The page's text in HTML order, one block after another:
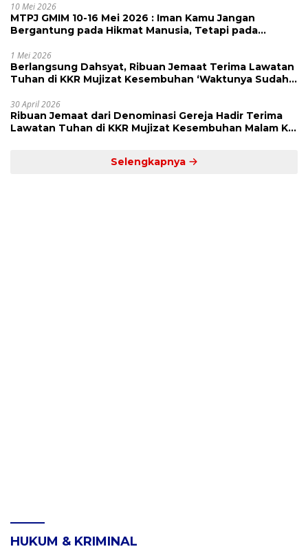
10 Mei 2026
MTPJ GMIM 10-16 Mei 2026 : Iman Kamu Jangan
Bergantung pada Hikmat Manusia, Tetapi pada
1 Mei 2026
Berlangsung Dahsyat, Ribuan Jemaat Terima Lawatan
Tuhan di KKR Mujizat Kesembuhan ‘Waktunya Sudah
30 April 2026
Ribuan Jemaat dari Denominasi Gereja Hadir Terima
Lawatan Tuhan di KKR Mujizat Kesembuhan Malam Ke
Selengkapnya
HUKUM & KRIMINAL